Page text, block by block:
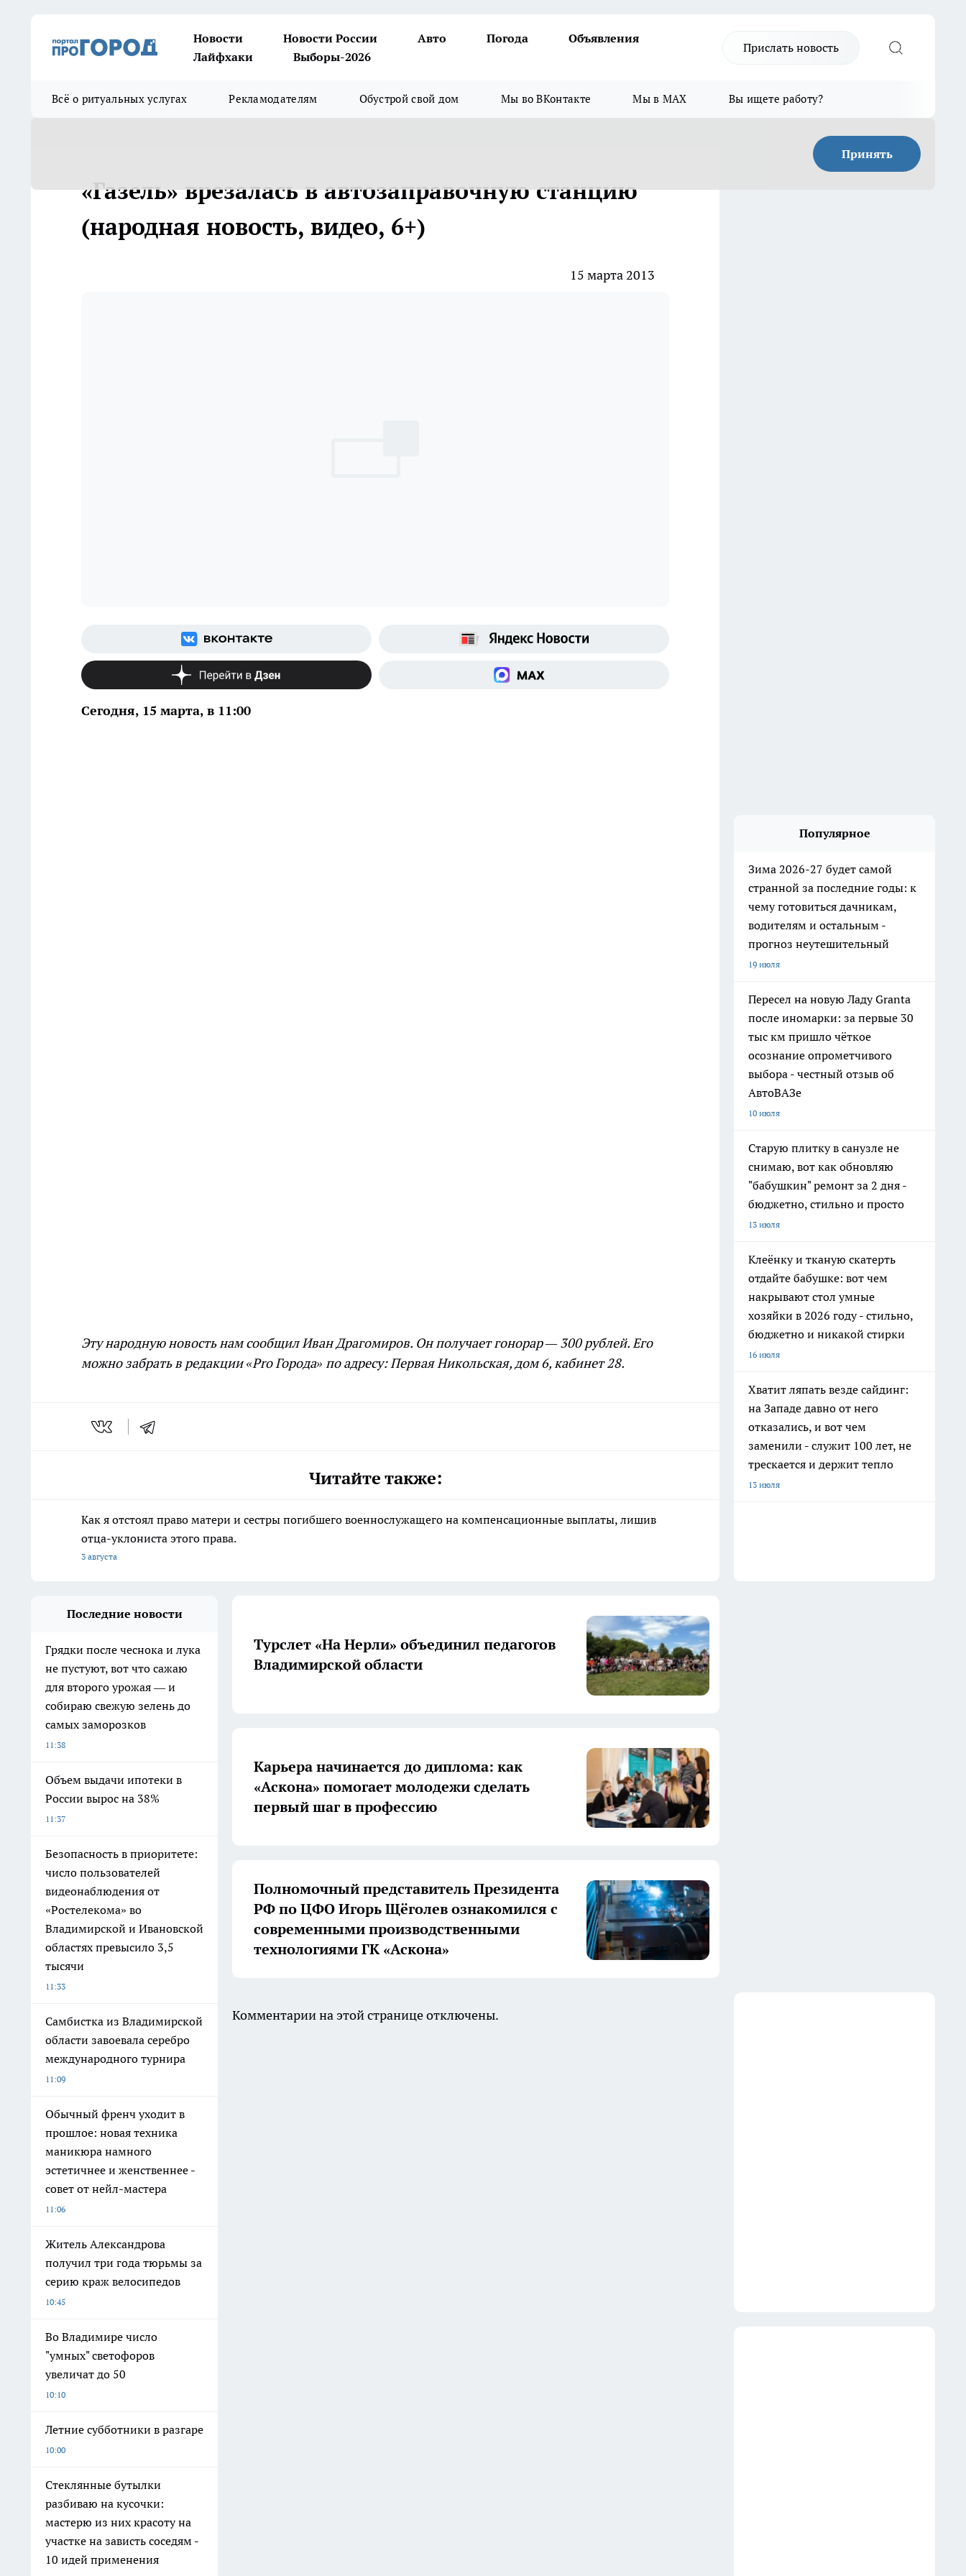
Новости Новости России Авто Погода
Объявления
Лайфхаки
Выборы-2026
Прислать новость
Всё о ритуальных услугах Рекламодателям Обустрой свой дом Мы во ВКонтакте Мы в MAX Вы ищете работу?
Принять
«Газель» врезалась в автозаправочную станцию
(народная новость, видео, 6+)
15 марта 2013
Сегодня, 15 марта, в 11:00
Эту народную новость нам сообщил Иван Драгомиров. Он получает гонорар — 300 рублей. Его
можно забрать в редакции «Pro Города» по адресу: Первая Никольская, дом 6, кабинет 28.
Читайте также:
Как я отстоял право матери и сестры погибшего военнослужащего на компенсационные выплаты, лишив
отца-уклониста этого права.
3 августа
Популярное
Зима 2026-27 будет самой
странной за последние годы: к
чему готовиться дачникам,
водителям и остальным -
прогноз неутешительный
19 июля
Пересел на новую Ладу Granta
после иномарки: за первые 30
тыс км пришло чёткое
осознание опрометчивого
выбора - честный отзыв об
АвтоВАЗе
10 июля
Старую плитку в санузле не
снимаю, вот как обновляю
"бабушкин" ремонт за 2 дня -
бюджетно, стильно и просто
13 июля
Клеёнку и тканую скатерть
отдайте бабушке: вот чем
накрывают стол умные
хозяйки в 2026 году - стильно,
бюджетно и никакой стирки
16 июля
Хватит ляпать везде сайдинг:
на Западе давно от него
отказались, и вот чем
заменили - служит 100 лет, не
трескается и держит тепло
13 июля
Последние новости
Грядки после чеснока и лука
не пустуют, вот что сажаю
для второго урожая — и
собираю свежую зелень до
самых заморозков
11:38
Объем выдачи ипотеки в
России вырос на 38%
11:37
Безопасность в приоритете:
число пользователей
видеонаблюдения от
«Ростелекома» во
Владимирской и Ивановской
областях превысило 3,5
тысячи
11:33
Самбистка из Владимирской
области завоевала серебро
международного турнира
11:09
Обычный френч уходит в
прошлое: новая техника
маникюра намного
эстетичнее и женственнее -
совет от нейл-мастера
11:06
Житель Александрова
получил три года тюрьмы за
серию краж велосипедов
10:45
Во Владимире число
"умных" светофоров
увеличат до 50
10:10
Летние субботники в разгаре
10:00
Стеклянные бутылки
разбиваю на кусочки:
мастерю из них красоту на
участке на зависть соседям -
10 идей применения
Турслет «На Нерли» объединил педагогов
Владимирской области
Карьера начинается до диплома: как
«Аскона» помогает молодежи сделать
первый шаг в профессию
Полномочный представитель Президента
РФ по ЦФО Игорь Щёголев ознакомился с
современными производственными
технологиями ГК «Аскона»
Комментарии на этой странице отключены.